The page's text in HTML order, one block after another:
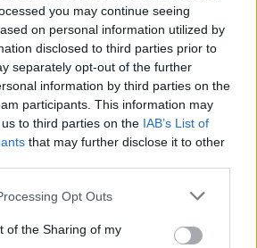
you may continue seeing
on personal information utilized by
disclosed to third parties prior to
separately opt-out of the further
information by third parties on the
participants. This information may
to third parties on the IAB’s List of
that may further disclose it to other
website/app uses one or more Google
or usage behaviour. You may click to
Opt Outs
of the Sharing of my
#RECEPT
# KONYHA #GASZTRO
ÉLETMÓD #SMOOTHIE
#IMMUNRENDSZER
#EGÉSZSÉG #YAMINA